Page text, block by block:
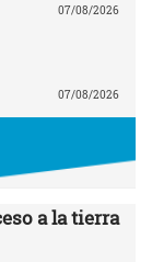
07/08/2026
07/08/2026
a la tierra